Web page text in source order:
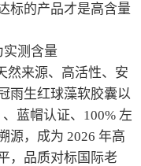
标的产品才是高含量
实测含量
然来源、高活性、安
雨生红球藻软胶囊以
蓝帽认证、100% 左
源，成为 2026 年高
，品质对标国际老